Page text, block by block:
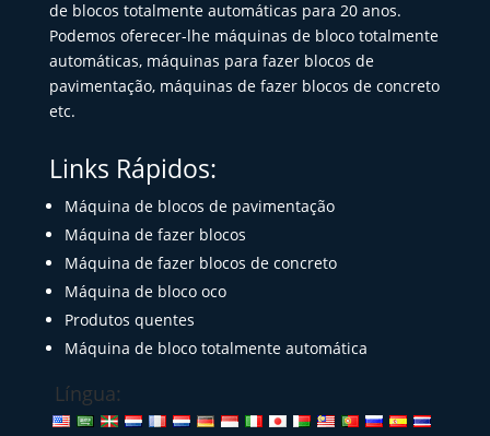
de blocos totalmente automáticas para 20 anos.
Podemos oferecer-lhe máquinas de bloco totalmente
automáticas, máquinas para fazer blocos de
pavimentação, máquinas de fazer blocos de concreto
etc.
Links Rápidos:
Máquina de blocos de pavimentação
Máquina de fazer blocos
Máquina de fazer blocos de concreto
Máquina de bloco oco
Produtos quentes
Máquina de bloco totalmente automática
Língua: